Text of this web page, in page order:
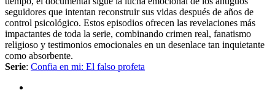
seguidores que intentan reconstruir sus vidas después de años de
control psicológico. Estos episodios ofrecen las revelaciones más
impactantes de toda la serie, combinando crimen real, fanatismo
religioso y testimonios emocionales en un desenlace tan inquietante
como absorbente.
Serie: Confia en mi: El falso profeta